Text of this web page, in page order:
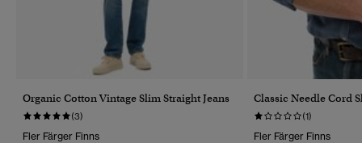
Organic Cotton Vintage Slim Straight Jeans
(3)
Fler Färger Finns
Classic Needle Cord
(1)
Fler Färger Finns